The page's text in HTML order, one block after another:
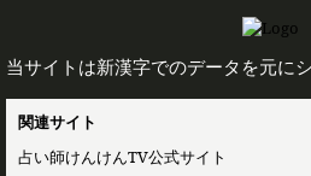
当サイトは新漢字でのデータを元に
関連サイト
占い師けんけんTV公式サイト